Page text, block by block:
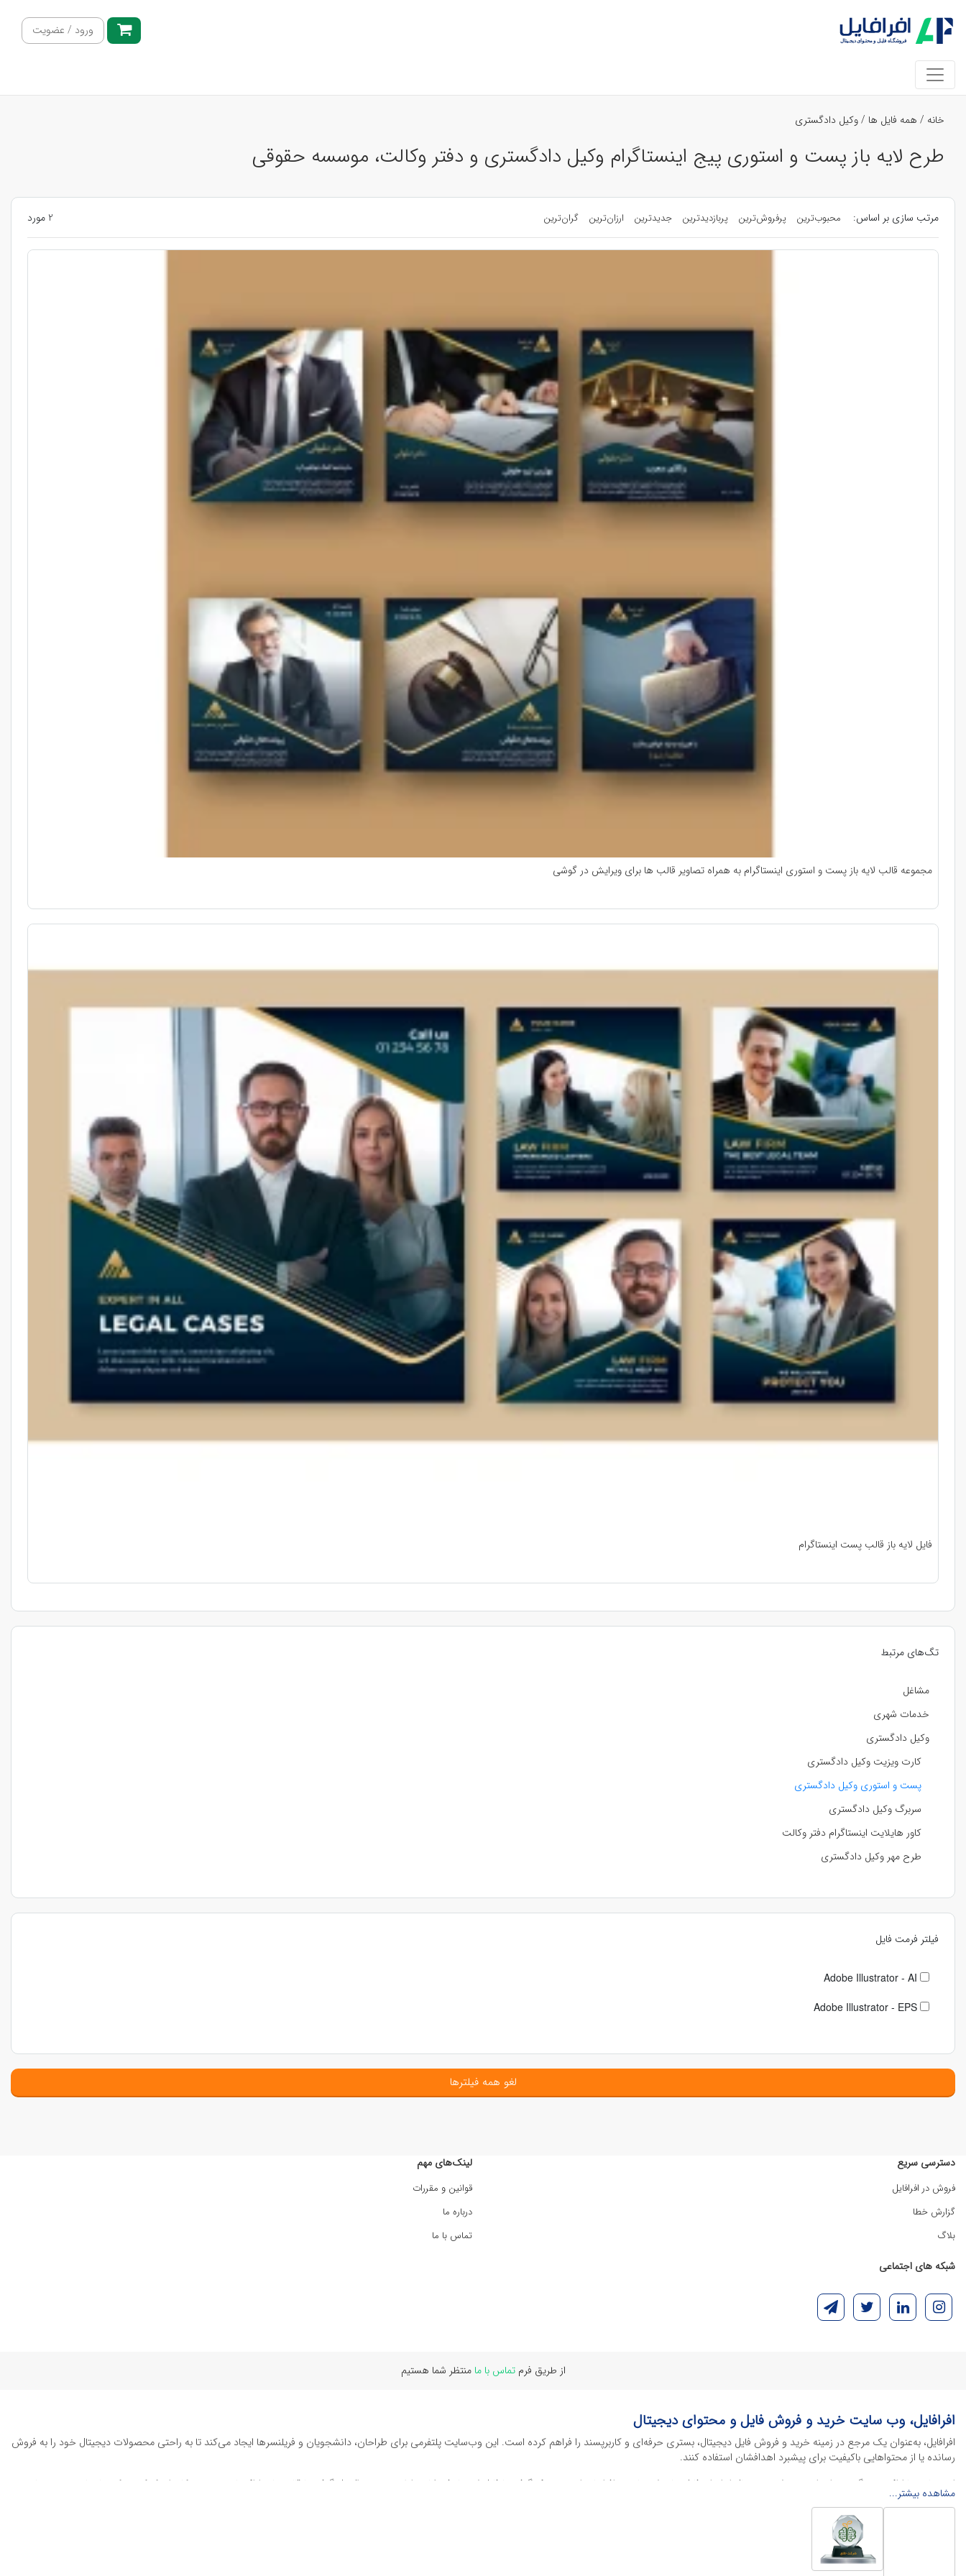
ورود / عضویت
خانه / همه فایل ها /وکیل دادگستری
طرح لایه باز پست و استوری پیج اینستاگرام وکیل دادگستری و دفتر وکالت، موسسه حقوقی
تگ‌های مرتبط
مشاغل
خدمات شهری
وکیل دادگستری
کارت ویزیت وکیل دادگستری
پست و استوری وکیل دادگستری
سربرگ وکیل دادگستری
کاور هایلایت اینستاگرام دفتر وکالت
طرح مهر وکیل دادگستری
فیلتر فرمت فایل
Adobe Illustrator - AI
Adobe Illustrator - EPS
لغو همه فیلترها
مرتب سازی بر اساس: محبوب‌ترین پرفروش‌ترین پربازدیدترین جدیدترین ارزان‌ترین گران‌ترین 2 مورد
مجموعه قالب لایه باز پست و استوری اینستاگرام به همراه تصاویر قالب ها برای ویرایش در گوشی
فایل لایه باز قالب پست اینستاگرام
دسترسی سریع
فروش در افرافایل
گزارش خطا
بلاگ
لینک‌های مهم
قوانین و مقررات
درباره ما
تماس با ما
شبکه های اجتماعی
از طریق فرمتماس با ما منتظر شما هستیم
افرافایل، وب سایت خرید و فروش فایل و محتوای دیجیتال
افرافایل، به‌عنوان یک مرجع در زمینه خرید و فروش فایل دیجیتال، بستری حرفه‌ای و کاربرپسند را فراهم کرده است. این وب‌سایت‌ پلتفرمی برای طراحان، دانشجویان و فریلنسرها ایجاد می‌کند تا به راحتی محصولات دیجیتال خود را به فروش
رسانده یا از محتواهایی باکیفیت برای پیشبرد اهدافشان استفاده کنند.
این سایت با ارائه تنوع گسترده‌ای از محصولات دیجیتال از انواع فایل های لایه باز نرم افراهای ادیت ویدئو گرفته تا فایل لایه باز فتوشاپ، ایلاستریتور و اکسل گرفته تا قالب‌های ارائه پاورپوینت به کاربران کمک می‌کند تا زمان و هزینه‌های
خود را کاهش داده و به سرعت پروژه‌های خود را تکمیل کنند. در ادامه، به معرفی گوشه‌ای از محصولات افرافایل پرداخته‌ایم:
محصولات گرافیکی
محصولات گرافیکی یکی از پرکاربردترین و ارزشمندترین دسته‌بندی‌ها در دنیای دیجیتال هستند که نیازهای کسب‌وکارها، طراحان و سایر افراد را برآورده می‌کنند. این محصولات شامل
، پوسترهای تبلیغاتی، بنرهای چاپی و آنلاین و طرح‌های لایه باز متنوعی می‌شوند.
مشاهده بیشتر...